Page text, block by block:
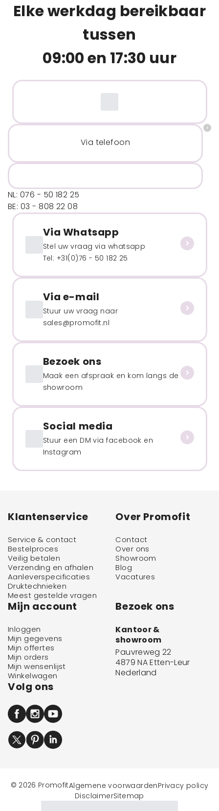
Elke werkdag bereikbaar
tussen
09:00 en 17:30 uur
Via telefoon
NL: 076 - 50 182 25
BE: 03 - 808 22 08
Via Whatsapp
Stel uw vraag via whatsapp
Tel: +31(0)76 - 50 182 25
Via e-mail
Stuur uw vraag naar
sales@promofit.nl
Bezoek ons
Maak een afspraak en kom langs de
showroom
Social media
Stuur een DM via facebook en
Instagram
Klantenservice
Service & contact
Bestelproces
Veilig betalen
Verzending en afhalen
Aanleverspecificaties
Druktechnieken
Meest gestelde vragen
Over Promofit
Contact
Over ons
Showroom
Blog
Vacatures
Mijn account
Inloggen
Mijn gegevens
Mijn offertes
Mijn orders
Mijn wensenlijst
Winkelwagen
Bezoek ons
Kantoor &
showroom
Pauvreweg 22
4879 NA Etten-Leur
Nederland
Volg ons
© 2026 PromofitAlgemene voorwaardenPrivacy policy
DisclaimerSitemap